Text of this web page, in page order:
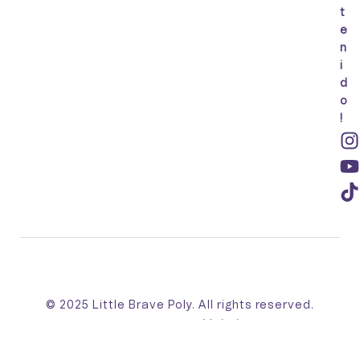
t
e
n
i
d
o
!
© 2025 Little Brave Poly. All rights reserved.